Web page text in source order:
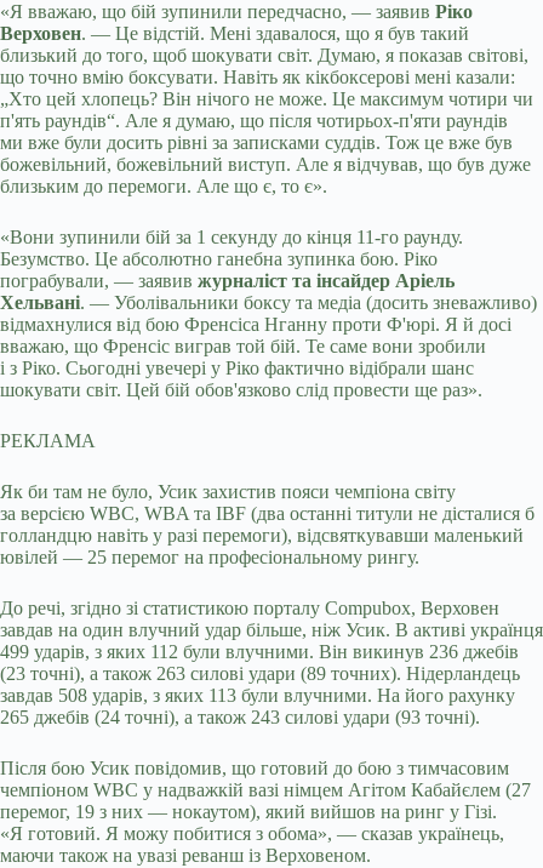
«Я вважаю, що бій зупинили передчасно, — заявив Ріко
Верховен. — Це відстій. Мені здавалося, що я був такий
близький до того, щоб шокувати світ. Думаю, я показав світові,
що точно вмію боксувати. Навіть як кікбоксерові мені казали:
„Хто цей хлопець? Він нічого не може. Це максимум чотири чи
п'ять раундів“. Але я думаю, що після чотирьох-п'яти раундів
ми вже були досить рівні за записками суддів. Тож це вже був
божевільний, божевільний виступ. Але я відчував, що був дуже
близьким до перемоги. Але що є, то є».
«Вони зупинили бій за 1 секунду до кінця 11-го раунду.
Безумство. Це абсолютно ганебна зупинка бою. Ріко
пограбували, — заявив журналіст та інсайдер Аріель
Хельвані. — Уболівальники боксу та медіа (досить зневажливо)
відмахнулися від бою Френсіса Нганну проти Ф'юрі. Я й досі
вважаю, що Френсіс виграв той бій. Те саме вони зробили
і з Ріко. Сьогодні увечері у Ріко фактично відібрали шанс
шокувати світ. Цей бій обов'язково слід провести ще раз».
РЕКЛАМА
Як би там не було, Усик захистив пояси чемпіона світу
за версією WBC, WBA та IBF (два останні титули не дісталися б
голландцю навіть у разі перемоги), відсвяткувавши маленький
ювілей — 25 перемог на професіональному рингу.
До речі, згідно зі статистикою порталу Compubox, Верховен
завдав на один влучний удар більше, ніж Усик. В активі українця
499 ударів, з яких 112 були влучними. Він викинув 236 джебів
(23 точні), а також 263 силові удари (89 точних). Нідерландець
завдав 508 ударів, з яких 113 були влучними. На його рахунку
265 джебів (24 точні), а також 243 силові удари (93 точні).
Після бою Усик повідомив, що готовий до бою з тимчасовим
чемпіоном WBC у надважкій вазі німцем Агітом Кабайєлем (27
перемог, 19 з них — нокаутом), який вийшов на ринг у Гізі.
«Я готовий. Я можу побитися з обома», — сказав українець,
маючи також на увазі реванш із Верховеном.